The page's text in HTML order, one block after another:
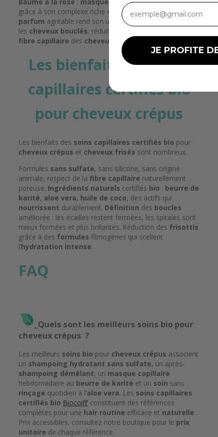
Baume à la rose : masque hydratanttrès onctueux
grâce à son complexe riche en extraitsvégétaux. Son
parfum agréable rend son utilisation addictive. Il sublime
les cheveux bouclés, réduit la
fibre capillaire des cheveux crépus
Les bienfaits des soins
capillaires certifiés bio
pour cheveux crépus
Les bienfaits des soins capillaires certifiés bio pour
cheveux crépus et cheveux frisés sont nombreux.
Formules sans sulfate, sans silicone, sans origine
animale, respect de la fibre capillaire naturellement
poreuse. Ingrédients naturels certifiés bio : beurre de
karité, aloe vera, huile de coco, des actifs qui
nourrissent durablement. Définition des boucles
améliorée : les écailles restent fermées, les spirales sont
mieux formées et plus brillantes. Réduction des frisottis
grâce à des formules filmogènes qui scellent
l’hydratation intense.
FAQ
Quels sont les meilleurs soins bio pour
cheveux crépus ?
Les meilleurs soins bio pour cheveux crépus associent
un shampoing hydratant sans sulfate, un après-
shampoing démêlant, un masque capillaire
hebdomadaire au beurre de karité et un soin sans
rinçage quotidien à l’aloe vera. Les soins capillaires
certifiés bio Biocoiff’ constituent des références
complètes pour une hair routine efficace et naturelle.
Prix accessibles, consultez notre boutique pour le prix
unitaire de chaque référence.
JE PROFITE